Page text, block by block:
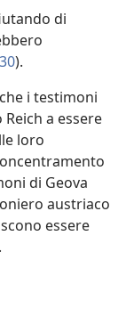
di
).
i testimoni
a essere
loro
di Geova
austriaco
essere